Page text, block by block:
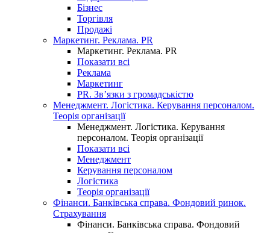
Бізнес
Торгівля
Продажі
Маркетинг. Реклама. PR
Маркетинг. Реклама. PR
Показати всі
Реклама
Маркетинг
PR. Зв’язки з громадськістю
Менеджмент. Логістика. Керування персоналом.
Теорія організації
Менеджмент. Логістика. Керування
персоналом. Теорія організації
Показати всі
Менеджмент
Керування персоналом
Логістика
Теорія організації
Фінанси. Банківська справа. Фондовий ринок.
Страхування
Фінанси. Банківська справа. Фондовий